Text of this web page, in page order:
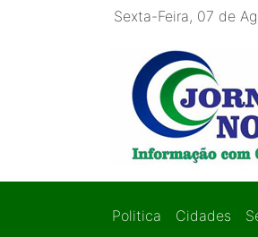
Sexta-Feira, 07 de
Politica Cidades